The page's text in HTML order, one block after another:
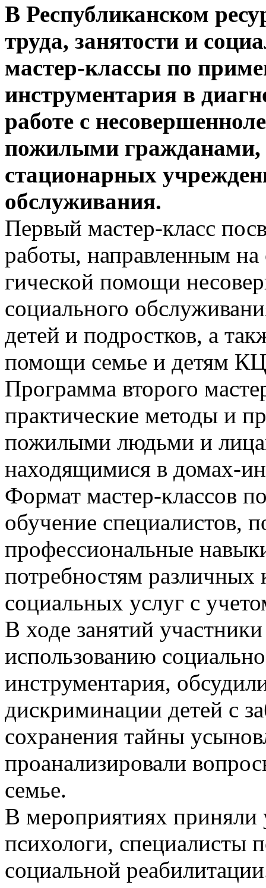
В Республиканском
труда, занятости и
мастер-классы по
инструментария в
работе с
пожилыми гражданами,
стационарных
обслуживания.
Первый мастер-класс
работы, на­­прав­­ленным
гической помощи
социального
детей и подростков, а
помощи семье и детям
Программа второго
практические методы и
пожилыми людьми и
находящимися в домах-
Формат мастер-классов
обучение специалистов,
профессиональные
потребностям различных
социальных услуг с
В ходе занятий
использованию
инструментария,
дискриминации детей с
сохранения тайны
проанализировали
семье.
В мероприятиях приняли
психологи, специалисты
социальной